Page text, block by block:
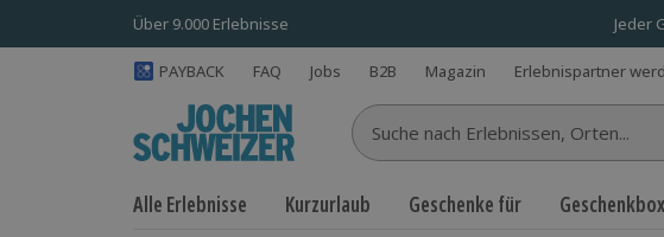
Über 9.000 Erlebnisse Jeder
PAYBACK FAQ Jobs B2B Magazin Erlebnispartner
Suche nach Erlebnissen...
Alle Erlebnisse Kurzurlaub Geschenke für